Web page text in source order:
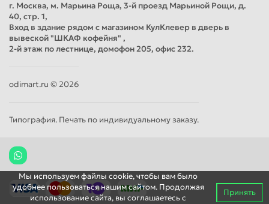
г. Москва, м. Марьина Роща, 3-й проезд Марьиной Рощи, д.
40, стр. 1,
Вход в здание рядом с магазином КулКлевер в дверь в
вывеской "ШКАФ кофейня" ,
2-й этаж по лестнице, домофон 205, офис 232.
odimart.ru © 2026
Типография. Печать по индивидуальному заказу.
Мы используем файлы cookie, чтобы вам было
удобнее пользоваться нашим сайтом. Продолжая
использование сайта, вы соглашаетесь c
Принять